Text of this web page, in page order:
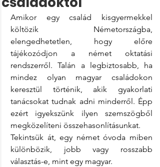
Amikor egy család kisgyermekkel
költözik Németországba,
elengedhetetlen, hogy előre
tájékozódjon a német oktatási
rendszerről. Talán a legbiztosabb, ha
mindez olyan magyar családokon
keresztül történik, akik gyakorlati
tanácsokat tudnak adni minderről. Épp
ezért igyekszünk ilyen szemszögből
megközelíteni összehasonlításunkat.
Tekintsük át, egy német óvoda miben
különbözik, jobb vagy rosszabb
választás-e, mint egy magyar.